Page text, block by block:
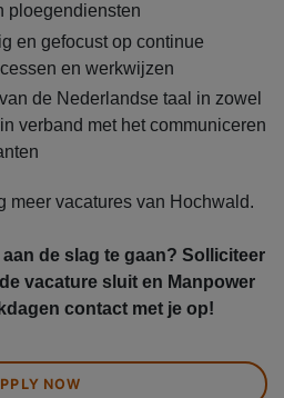
ploegendiensten
en gefocust op continue
en werkwijzen
de Nederlandse taal in zowel
verband met het communiceren
meer vacatures van Hochwald.
de slag te gaan? Solliciteer
vacature sluit en Manpower
contact met je op!
NOW